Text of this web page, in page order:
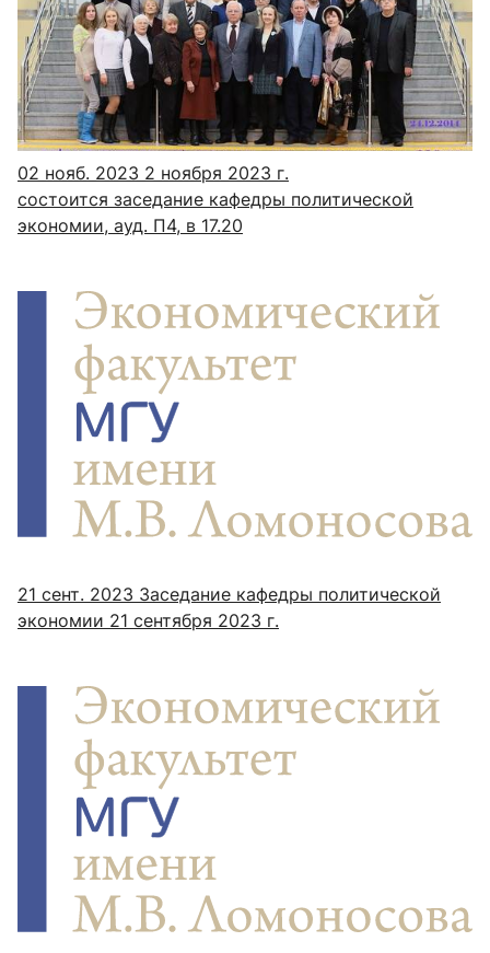
02 нояб. 2023 2 ноября 2023 г.
состоится заседание кафедры политической
экономии, ауд. П4, в 17.20
21 сент. 2023 Заседание кафедры политической
экономии 21 сентября 2023 г.